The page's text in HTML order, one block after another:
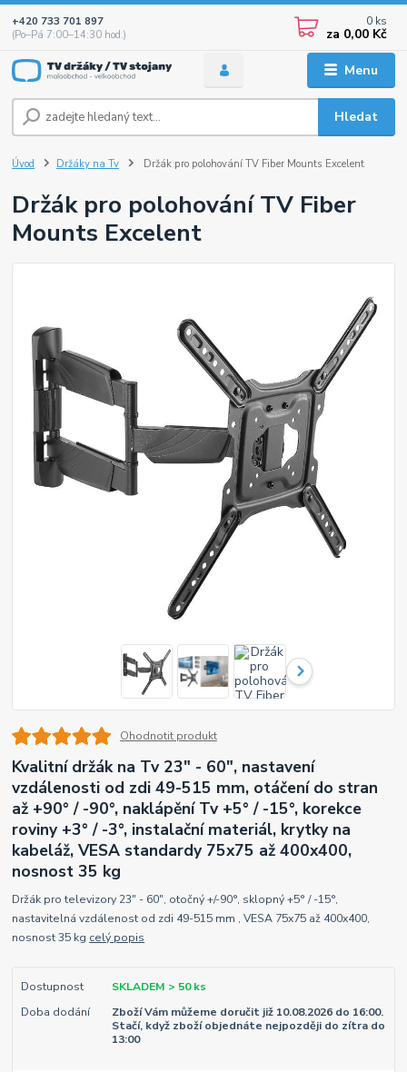
Menu
Hledat
+420 733 701 897
(Po–Pá 7:00–14:30 hod.)
0 ks
za 0,00 Kč
Úvod Držáky na Tv Držák pro polohování TV Fiber Mounts Excelent
Držák pro polohování TV Fiber
Mounts Excelent
Ohodnotit produkt
Kvalitní držák na Tv 23" - 60", nastavení
vzdálenosti od zdi 49-515 mm, otáčení do stran
až +90° / -90°, naklápění Tv +5° / -15°, korekce
roviny +3° / -3°, instalační materiál, krytky na
kabeláž, VESA standardy 75x75 až 400x400,
nosnost 35 kg
Držák pro televizory 23" - 60", otočný +/-90°, sklopný +5° / -15°,
nastavitelná vzdálenost od zdi 49-515 mm , VESA 75x75 až 400x400,
nosnost 35 kg celý popis
Dostupnost
SKLADEM > 50 ks
Doba dodání
Zboží Vám můžeme doručit již 10.08.2026 do 16:00.
Stačí, když zboží objednáte nejpozději do zítra do
13:00